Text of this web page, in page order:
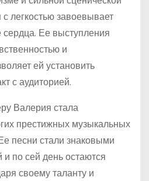
легкостью завоевывает
сердца. Ее выступления
и
ей установить
с аудиторией.
Валерия стала
престижных музыкальных
песни стали знаковыми
по сей день остаются
своему таланту и